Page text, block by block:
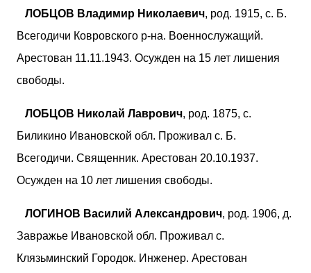
ЛОБЦОВ Владимир Николаевич, род. 1915, с. Б.
Всегодичи Ковровского р-на. Военнослужащий.
Арестован 11.11.1943. Осужден на 15 лет лишения
свободы.
ЛОБЦОВ Николай Лаврович, род. 1875, с.
Биликино Ивановской обл. Проживал с. Б.
Всегодичи. Священник. Арестован 20.10.1937.
Осужден на 10 лет лишения свободы.
ЛОГИНОВ Василий Александрович, род. 1906, д.
Завражье Ивановской обл. Проживал с.
Клязьминский Городок. Инженер. Арестован